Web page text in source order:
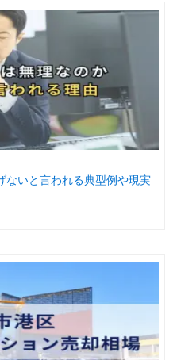
ないと言われる典型例や現実